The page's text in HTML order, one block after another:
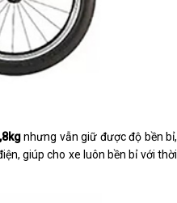
nhưng vẫn giữ được độ bền bỉ,
giúp cho xe luôn bền bỉ với thời